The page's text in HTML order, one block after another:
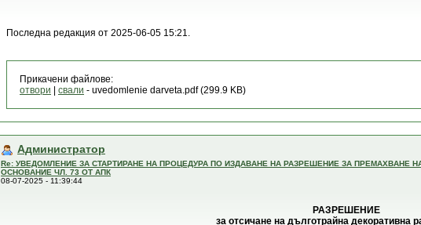
Последна редакция от 2025-06-05 15:21.
Прикачени файлове:
отвори
свали - uvedomlenie darveta.pdf (299.9 KB)
Администратор
Re: УВЕДОМЛЕНИЕ ЗА СТАРТИРАНЕ НА ПРОЦЕДУРА ПО ИЗДАВАНЕ НА РАЗРЕШЕНИЕ ЗА ПРЕМАХВАНЕ
ОСНОВАНИЕ ЧЛ. 73 ОТ АПК
08-07-2025 - 11:39:44
РАЗРЕШЕНИЕ
за отсичане на дълготрайна декоративна